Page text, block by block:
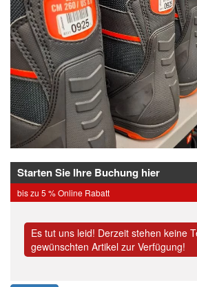
Starten Sie Ihre Buchung hier
bis zu 5 % Online Rabatt
Es tut uns leid! Derzeit stehen keine
gewünschten Artikel zur Verfügung!